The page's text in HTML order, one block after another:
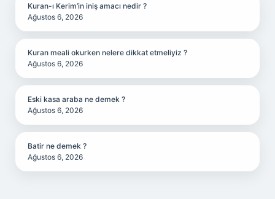
Kuran-ı Kerim’in iniş amacı nedir ?
Ağustos 6, 2026
Kuran meali okurken nelere dikkat etmeliyiz ?
Ağustos 6, 2026
Eski kasa araba ne demek ?
Ağustos 6, 2026
Batir ne demek ?
Ağustos 6, 2026